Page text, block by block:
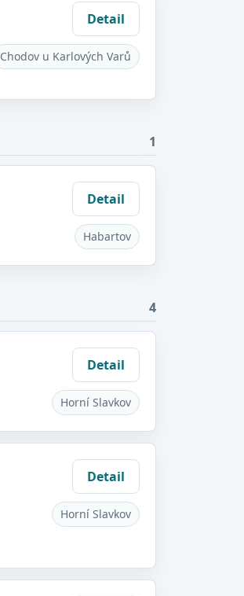
Detail
Chodov u Karlových Varů
1
Detail
Habartov
4
Detail
Horní Slavkov
Detail
Horní Slavkov